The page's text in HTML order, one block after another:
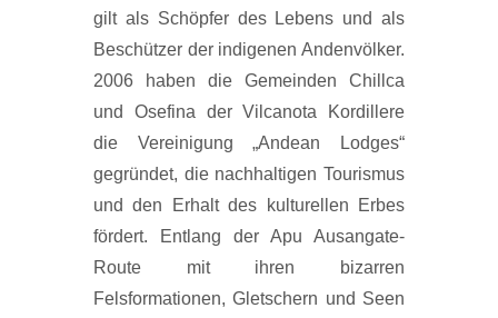
gilt als Schöpfer des Lebens und als
Beschützer der indigenen Andenvölker.
2006 haben die Gemeinden Chillca
und Osefina der Vilcanota Kordillere
die Vereinigung „Andean Lodges“
gegründet, die nachhaltigen Tourismus
und den Erhalt des kulturellen Erbes
fördert. Entlang der Apu Ausangate-
Route mit ihren bizarren
Felsformationen, Gletschern und Seen